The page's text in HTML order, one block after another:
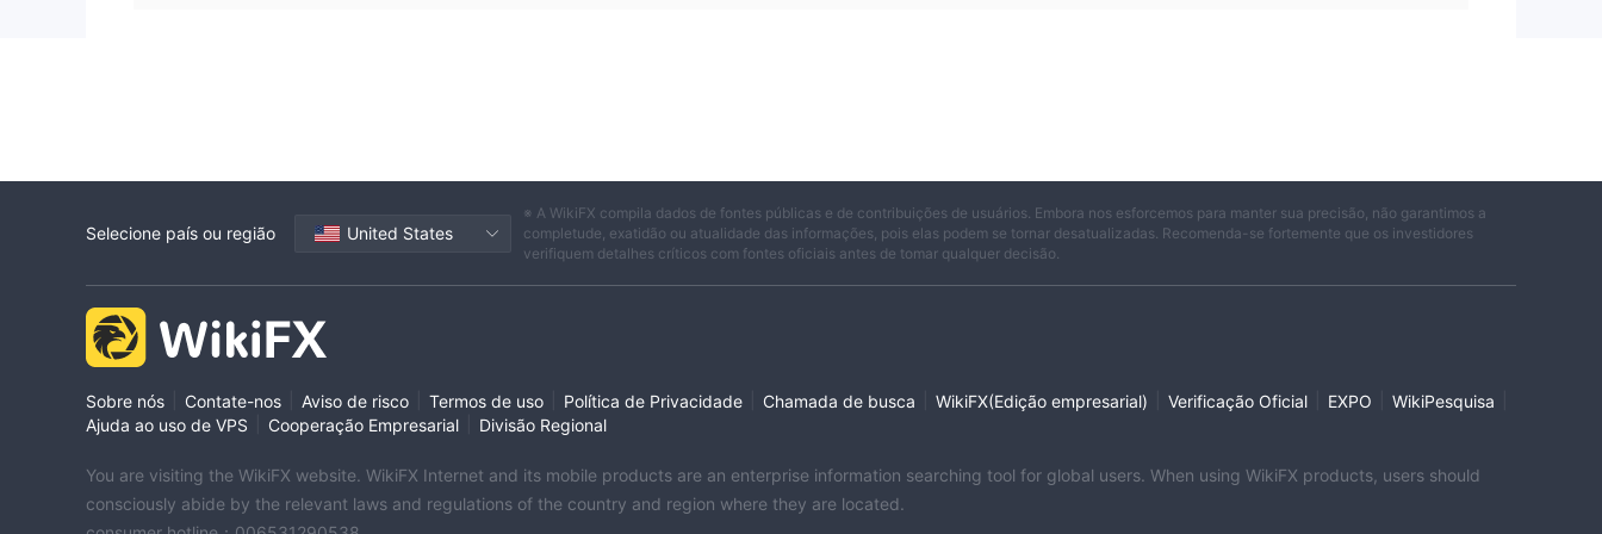
Selecione país ou região United States
※ A WikiFX compila dados de fontes públicas e de contribuições de usuários. Embora nos esforcemos para manter sua precisão, não garantimos a
completude, exatidão ou atualidade das informações, pois elas podem se tornar desatualizadas. Recomenda-se fortemente que os investidores
verifiquem detalhes críticos com fontes oficiais antes de tomar qualquer decisão.
Sobre nós Contate-nos Aviso de risco Termos de uso Política de Privacidade Chamada de busca WikiFX(Edição empresarial) Verificação Oficial EXPO WikiPesquisa
Ajuda ao uso de VPS
Cooperação Empresarial Divisão Regional
You are visiting the WikiFX website. WikiFX Internet and its mobile products are an enterprise information searching tool for global users. When using WikiFX products, users should
consciously abide by the relevant laws and regulations of the country and region where they are located.